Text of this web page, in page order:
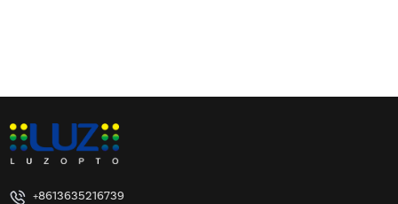
+8613635216739